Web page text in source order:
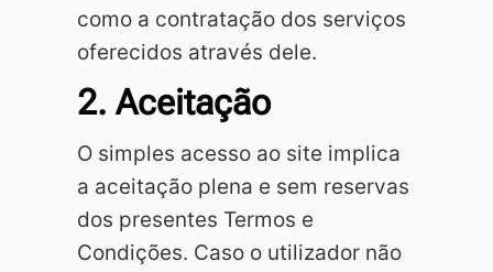
como a contratação dos serviços
oferecidos através dele.
2. Aceitação
O simples acesso ao site implica
a aceitação plena e sem reservas
dos presentes Termos e
Condições. Caso o utilizador não